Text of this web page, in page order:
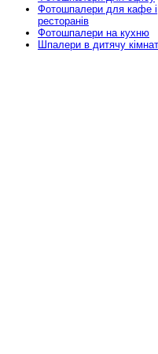
Фотошпалери для кафе і
ресторанів
Фотошпалери на кухню
Шпалери в дитячу